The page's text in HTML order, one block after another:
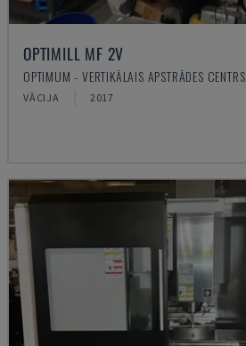
OPTIMILL MF 2V
OPTIMUM - VERTIKĀLAIS APSTRĀDES CENTRS
VĀCIJA 2017